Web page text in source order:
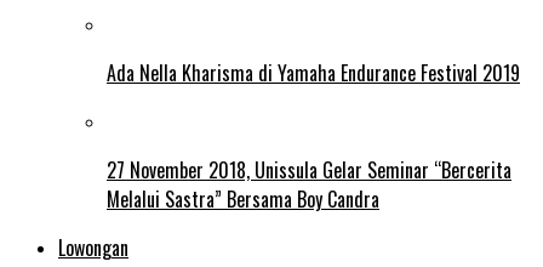
Ada Nella Kharisma di Yamaha Endurance Festival 2019
27 November 2018, Unissula Gelar Seminar “Bercerita
Melalui Sastra” Bersama Boy Candra
Lowongan